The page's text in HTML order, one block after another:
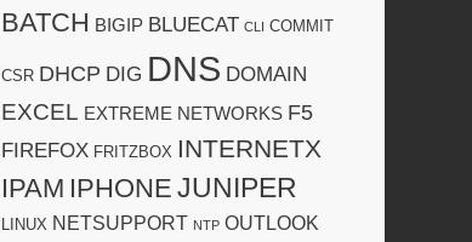
BATCH BIGIP BLUECAT CLI COMMIT
CSR DHCP DIG DNS DOMAIN
EXCEL EXTREME NETWORKS F5
FIREFOX FRITZBOX INTERNETX
IPAM IPHONE JUNIPER
LINUX NETSUPPORT NTP OUTLOOK